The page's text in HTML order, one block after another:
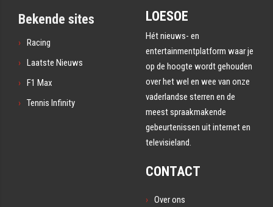
Bekende sites
Racing
Laatste Nieuws
F1 Max
Tennis Infinity
LOESOE
Hét nieuws- en
entertainmentplatform waar je
op de hoogte wordt gehouden
over het wel en wee van onze
vaderlandse sterren en de
meest spraakmakende
gebeurtenissen uit internet en
televisieland.
CONTACT
Over ons